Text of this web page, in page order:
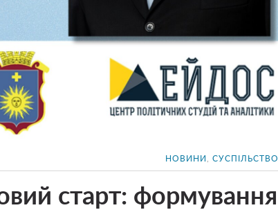
НОВИНИ СУСПІЛЬСТВО
старт: формування